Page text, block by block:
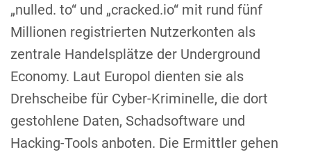
„nulled. to“ und „cracked.io“ mit rund fünf
Millionen registrierten Nutzerkonten als
zentrale Handelsplätze der Underground
Economy. Laut Europol dienten sie als
Drehscheibe für Cyber-Kriminelle, die dort
gestohlene Daten, Schadsoftware und
Hacking-Tools anboten. Die Ermittler gehen